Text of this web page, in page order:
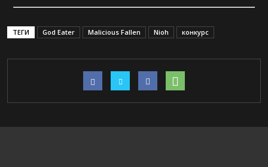
ТЕГИ God Eater Malicious Fallen Nioh конкурс